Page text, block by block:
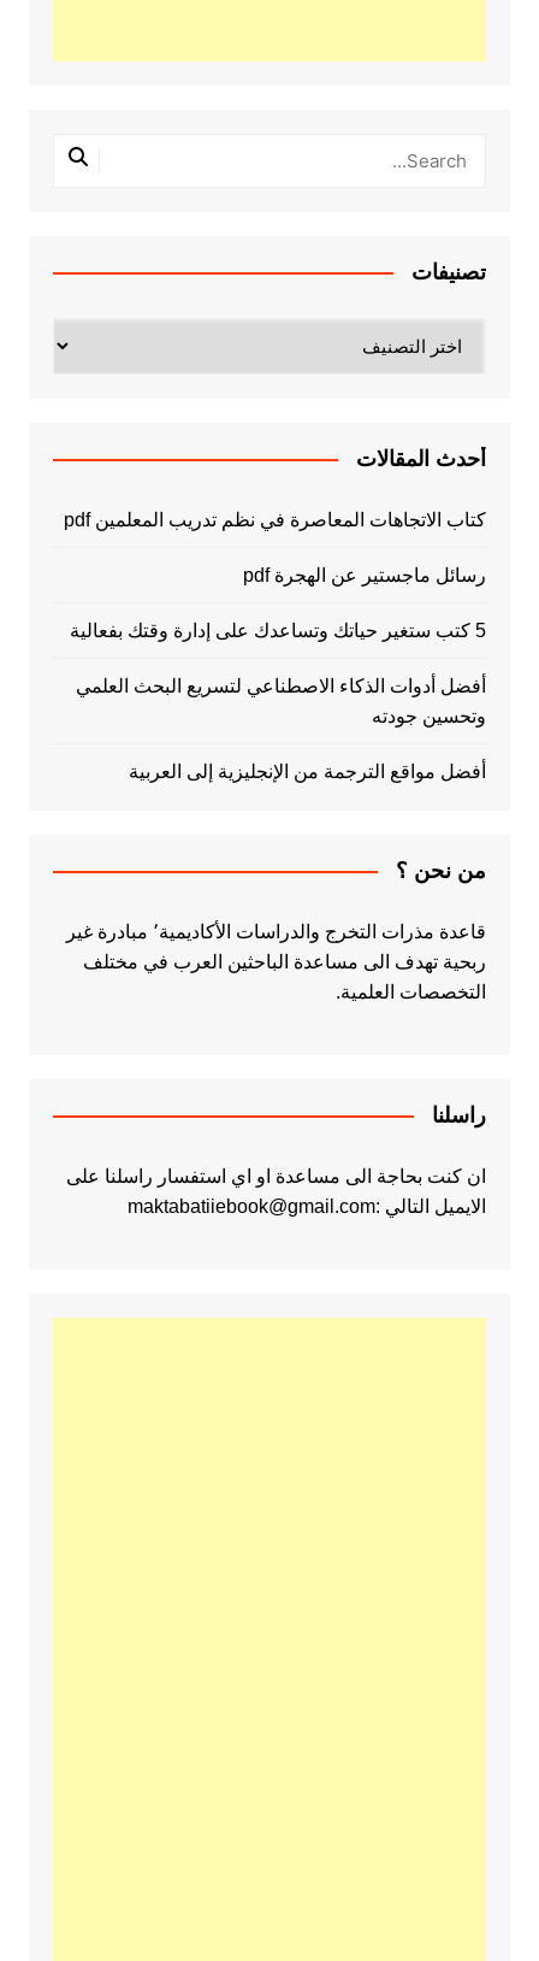
تصنيفات
أحدث المقالات
كتاب الاتجاهات المعاصرة في نظم تدريب المعلمين pdf
رسائل ماجستير عن الهجرة pdf
5 كتب ستغير حياتك وتساعدك على إدارة وقتك بفعالية
أفضل أدوات الذكاء الاصطناعي لتسريع البحث العلمي
وتحسين جودته
أفضل مواقع الترجمة من الإنجليزية إلى العربية
من نحن ؟
قاعدة مذرات التخرج والدراسات الأكاديمية٬ مبادرة غير
ربحية تهدف الى مساعدة الباحثين العرب في مختلف
التخصصات العلمية.
راسلنا
ان كنت بحاجة الى مساعدة او اي استفسار راسلنا على
الايميل التالي :maktabatiiebook@gmail.com